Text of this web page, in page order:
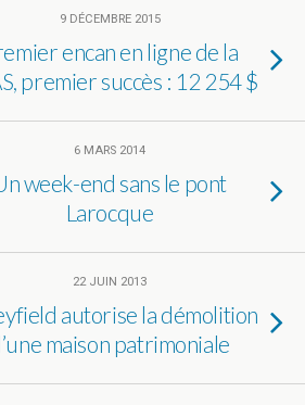
9 DÉCEMBRE 2015
encan en ligne de la
premier succès : 12 254 $
6 MARS 2014
week-end sans le pont
Larocque
22 JUIN 2013
autorise la démolition
maison patrimoniale